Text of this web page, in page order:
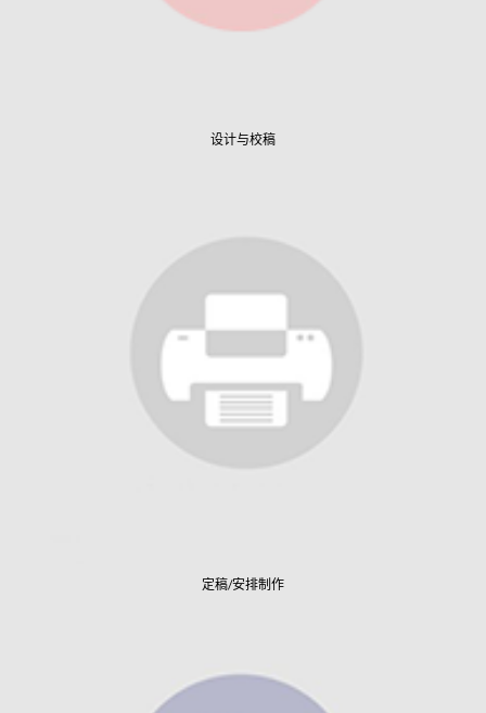
设计与校稿
定稿/安排制作